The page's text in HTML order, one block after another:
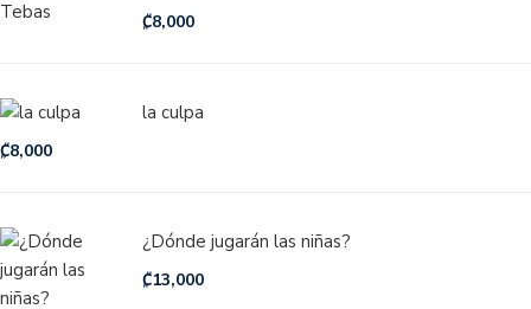
₡8,000
la culpa
₡8,000
¿Dónde jugarán las niñas?
₡13,000